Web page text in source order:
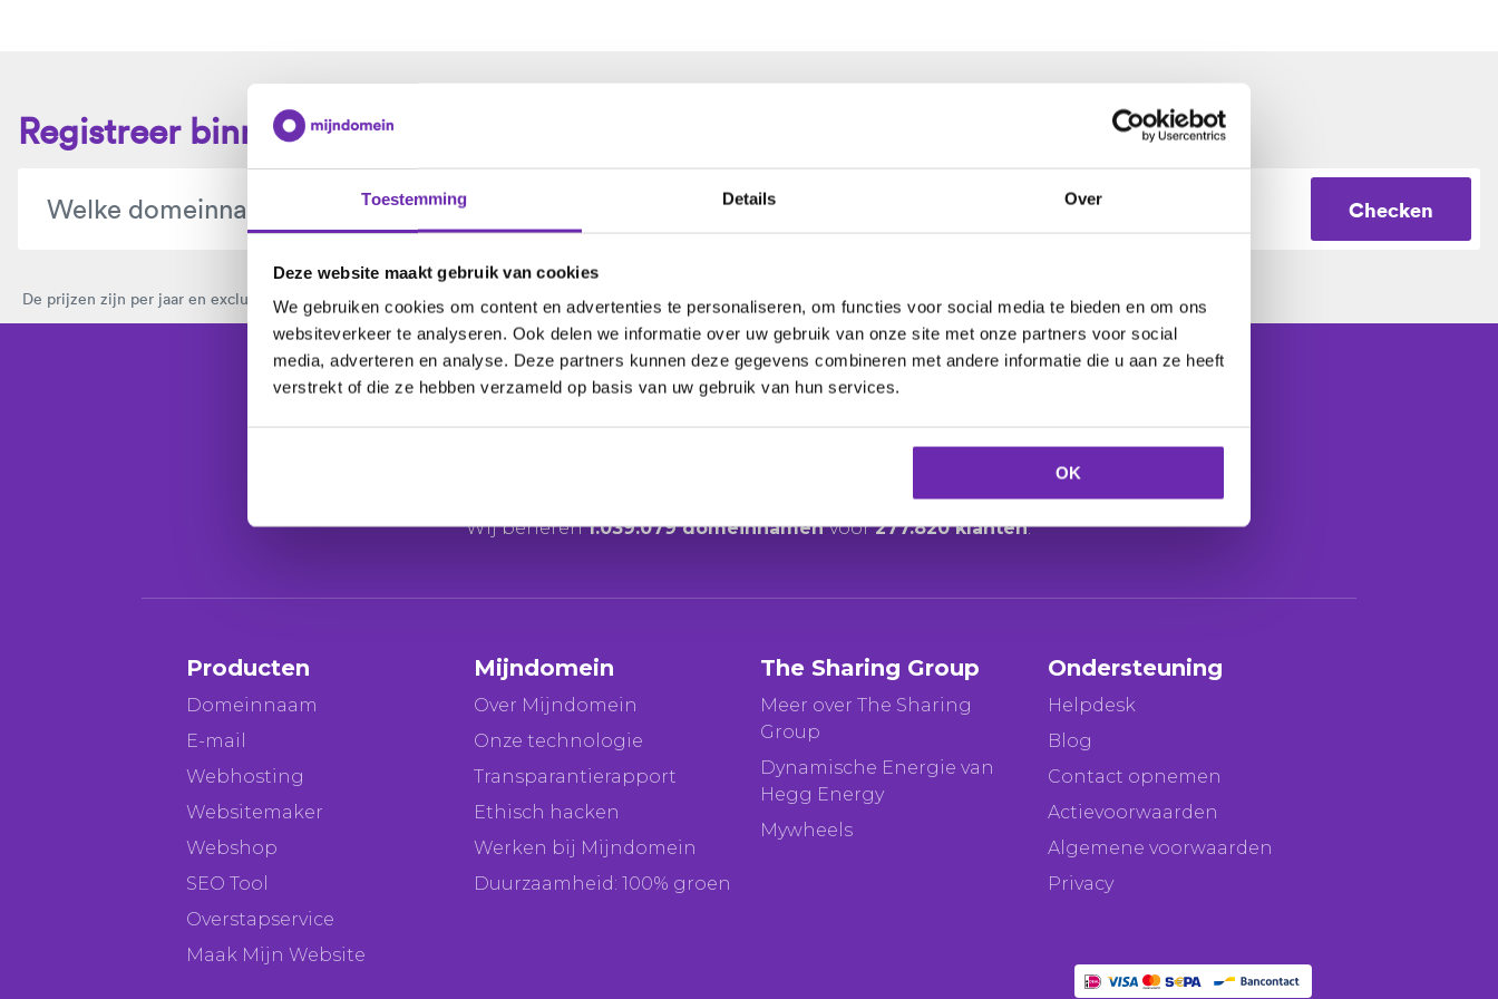
Toestemming Details Over
Deze website maakt gebruik van cookies
We gebruiken cookies om content en advertenties te personaliseren, om functies voor social media te bieden en om ons
websiteverkeer te analyseren. Ook delen we informatie over uw gebruik van onze site met onze partners voor social
media, adverteren en analyse. Deze partners kunnen deze gegevens combineren met andere informatie die u aan ze heeft
verstrekt of die ze hebben verzameld op basis van uw gebruik van hun services.
OK
Registreer binnen 1 minuut je domeinnaam
Checken
De prijzen zijn per jaar en exclusief btw. Bekijk hier alle domeinextensies.
geregistreerd voor143 klanten.
Wij beheren1.039.079 domeinnamenvoor277.820 klanten.
Producten
Domeinnaam
E-mail
Webhosting
Websitemaker
Webshop
SEO Tool
Overstapservice
Maak Mijn Website
Mijndomein
Over Mijndomein
Onze technologie
Transparantierapport
Ethisch hacken
Werken bij Mijndomein
Duurzaamheid: 100% groen
The Sharing Group
Meer over The Sharing
Group
Dynamische Energie van
Hegg Energy
Mywheels
Ondersteuning
Helpdesk
Blog
Contact opnemen
Actievoorwaarden
Algemene voorwaarden
Privacy